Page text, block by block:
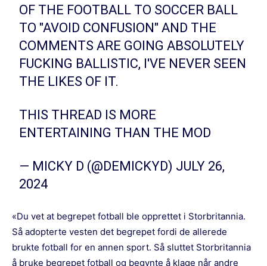
OF THE FOOTBALL TO SOCCER BALL
TO "AVOID CONFUSION" AND THE
COMMENTS ARE GOING ABSOLUTELY
FUCKING BALLISTIC, I'VE NEVER SEEN
THE LIKES OF IT.
THIS THREAD IS MORE
ENTERTAINING THAN THE MOD
— MICKY D (@DEMICKYD) JULY 26,
2024
«Du vet at begrepet fotball ble opprettet i Storbritannia.
Så adopterte vesten det begrepet fordi de allerede
brukte fotball for en annen sport. Så sluttet Storbritannia
å bruke begrepet fotball og begynte å klage når andre